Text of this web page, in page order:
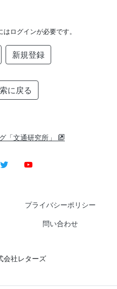
ログインが必要です。
新規登録
に戻る
「文通研究所」
プライバシーポリシー
問い合わせ
社レターズ